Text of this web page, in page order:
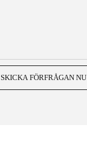
SKICKA FÖRFRÅGAN NU